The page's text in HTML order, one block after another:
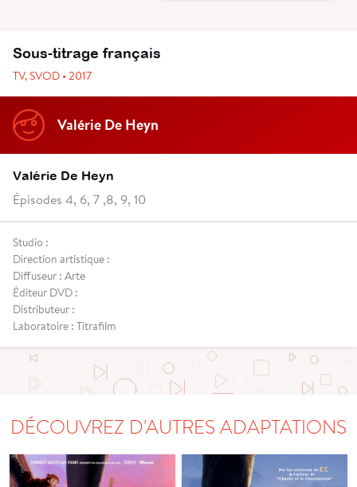
Sous-titrage français
TV, SVOD • 2017
Valérie De Heyn
Valérie De Heyn
Épisodes 4, 6, 7 ,8, 9, 10
Studio :
Direction artistique :
Diffuseur : Arte
Éditeur DVD :
Distributeur :
Laboratoire : Titrafilm
DÉCOUVREZ D'AUTRES ADAPTATIONS